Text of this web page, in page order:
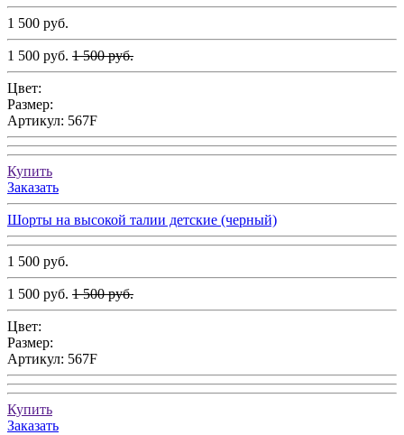
1 500 руб.
1 500 руб. 1 500 руб.
Цвет:
Размер:
Артикул: 567F
Купить
Заказать
Шорты на высокой талии детские (черный)
1 500 руб.
1 500 руб. 1 500 руб.
Цвет:
Размер:
Артикул: 567F
Купить
Заказать